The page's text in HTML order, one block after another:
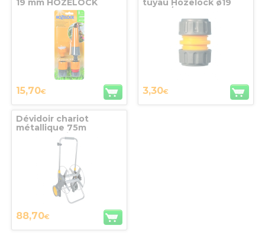
19 mm HOZELOCK
15,70€
tuyau Hozelock ø19
mm (3/4’’)
3,30€
Dévidoir chariot
métallique 75m
assemblé vide
HOZELOCK
88,70€